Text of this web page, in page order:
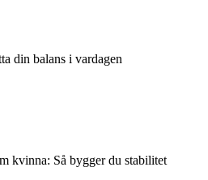
din balans i vardagen
kvinna: Så bygger du stabilitet